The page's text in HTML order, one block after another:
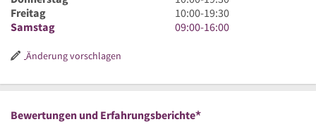
Uhr
30
19
Uhr
bis
19
Uhr
bis
Freitag
10
Uhr
30
10:00-19:30
Samstag
9
Uhr
09:00-16:00
Änderung vorschlagen
Bewertungen und Erfahrungsberichte*